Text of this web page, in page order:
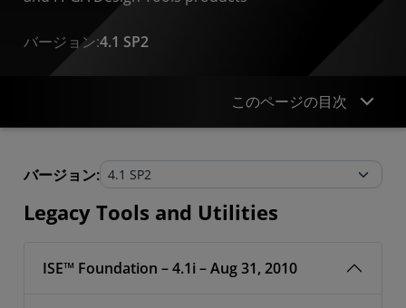
バージョン:4.1 SP2
このページの目次
Legacy Tools and Utilities
バージョン:
Legacy Tools and Utilities
ISE™ Foundation – 4.1i – Aug 31, 2010